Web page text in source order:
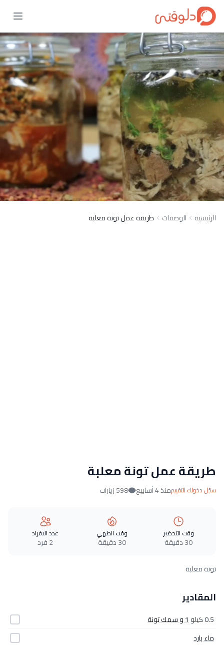
الرئيسية الوصفات طريقة عمل تونة معلبة
طريقة عمل تونة معلبة
سجّل دخولك للتقييممنذ 4 أسابيع 598 زيارات
وقت التحضير
30 دقيقة
وقت الطهي
30 دقيقة
عدد الافراد
2 فرد
تونة معلبة
المقادير
0.5 كيلو
1 و سمك تونة
ماء بارد